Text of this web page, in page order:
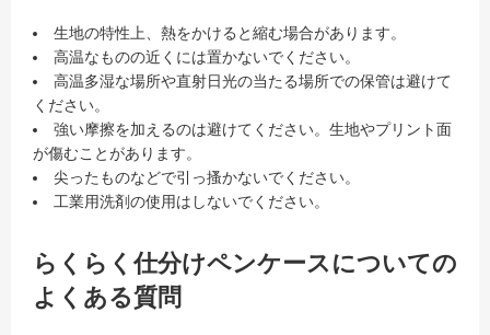
生地の特性上、熱をかけると縮む場合があります。
高温なものの近くには置かないでください。
高温多湿な場所や直射日光の当たる場所での保管は避けて
ください。
強い摩擦を加えるのは避けてください。生地やプリント面
が傷むことがあります。
尖ったものなどで引っ搔かないでください。
工業用洗剤の使用はしないでください。
らくらく仕分けペンケースについての
よくある質問